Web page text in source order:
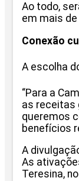
Ao todo,
em mais
Conexão
A escolha
“Para a
as receitas
queremos
benefícios
A
As
Teresina,